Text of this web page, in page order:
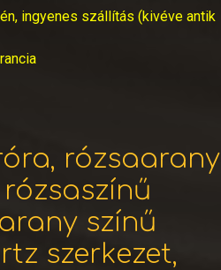
ingyenes szállítás (kivéve antik
rózsaarany
színű
szerkezet,